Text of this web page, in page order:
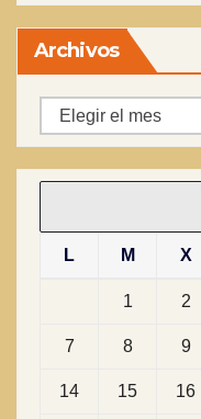
Archivos
Archivos
L M X
1 2
7 8 9
14 15 16